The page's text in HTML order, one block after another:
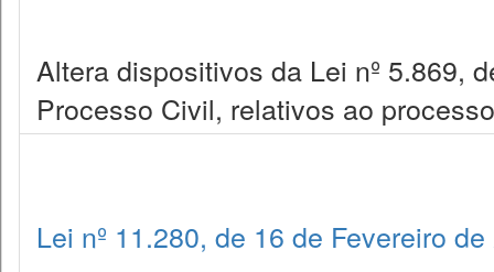
Altera dispositivos da Lei nº 5.869,
Processo Civil, relativos ao
Lei nº 11.280, de 16 de Fevereiro